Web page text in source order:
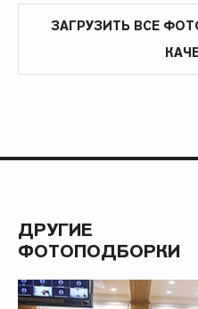
ЗАГРУЗИТЬ ВСЕ
ДРУГИЕ
ФОТОПОДБОРКИ